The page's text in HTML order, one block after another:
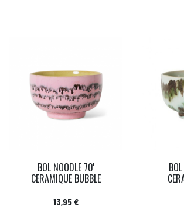
BOL NOODLE 70'
CERAMIQUE BUBBLE
Prix
13,95 €